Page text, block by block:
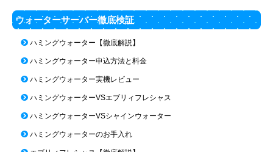
ウォーターサーバー徹底検証
ハミングウォーター【徹底解説】
ハミングウォーター申込方法と料金
ハミングウォーター実機レビュー
ハミングウォーターVSエブリィフレシャス
ハミングウォーターVSシャインウォーター
ハミングウォーターのお手入れ